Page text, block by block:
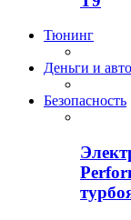
Тюнинг
Деньги и авто
Безопасность